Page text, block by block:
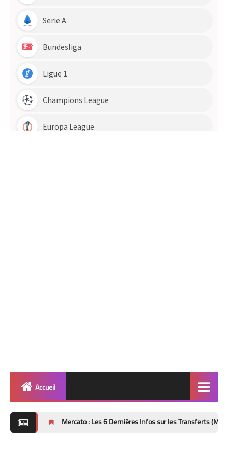
Accueil
Mercato : Les 6 Dernières Infos sur les Transferts (Mise à Jour 8